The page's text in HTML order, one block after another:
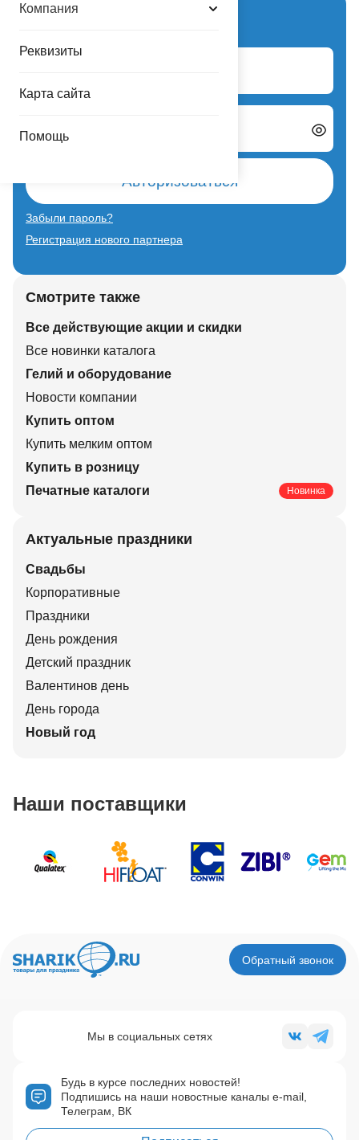
Компания
Реквизиты
Карта сайта
Помощь
Вход для партнеров
Авторизоваться
Забыли пароль?
Регистрация нового партнера
Смотрите также
Все действующие акции и скидки
Все новинки каталога
Гелий и оборудование
Новости компании
Купить оптом
Купить мелким оптом
Купить в розницу
Печатные каталоги
Новинка
Актуальные праздники
Свадьбы
Корпоративные
Праздники
День рождения
Детский праздник
Валентинов день
День города
Новый год
Наши поставщики
Обратный звонок
Будь в курсе последних новостей!
Подпишись на наши новостные каналы e-mail,
Телеграм, ВК
Мы в социальных сетях